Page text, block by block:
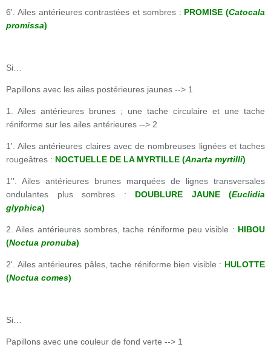
6'. Ailes antérieures contrastées et sombres : PROMISE (Catocala
promissa)
Si…
Papillons avec les ailes postérieures jaunes --> 1
1. Ailes antérieures brunes ; une tache circulaire et une tache
réniforme sur les ailes antérieures --> 2
1'. Ailes antérieures claires avec de nombreuses lignées et taches
rougeâtres : NOCTUELLE DE LA MYRTILLE (Anarta myrtilli)
1''. Ailes antérieures brunes marquées de lignes transversales
ondulantes plus sombres : DOUBLURE JAUNE (Euclidia
glyphica)
2. Ailes antérieures sombres, tache réniforme peu visible : HIBOU
(Noctua pronuba)
2'. Ailes antérieures pâles, tache réniforme bien visible : HULOTTE
(Noctua comes)
Si…
Papillons avec une couleur de fond verte --> 1